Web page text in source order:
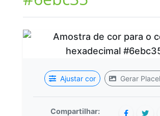
Ajustar cor Gerar
Compartilhar: